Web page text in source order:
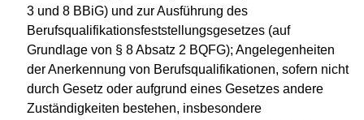
3 und 8 BBiG) und zur Ausführung des
Berufsqualifikationsfeststellungsgesetzes (auf
Grundlage von § 8 Absatz 2 BQFG); Angelegenheiten
der Anerkennung von Berufsqualifikationen, sofern nicht
durch Gesetz oder aufgrund eines Gesetzes andere
Zuständigkeiten bestehen, insbesondere